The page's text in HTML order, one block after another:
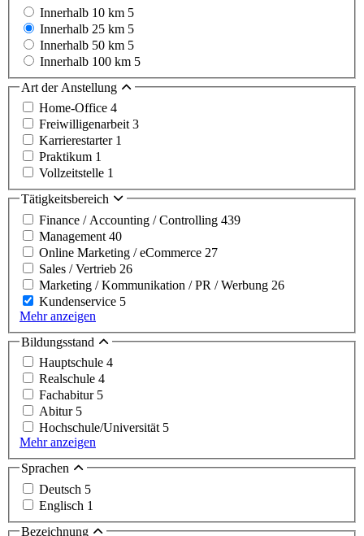
Innerhalb 10 km 5
Innerhalb 25 km 5
Innerhalb 50 km 5
Innerhalb 100 km 5
Art der Anstellung
Home-Office 4
Freiwilligenarbeit 3
Karrierestarter 1
Praktikum 1
Vollzeitstelle 1
Tätigkeitsbereich
Finance / Accounting / Controlling 439
Management 40
Online Marketing / eCommerce 27
Sales / Vertrieb 26
Marketing / Kommunikation / PR / Werbung 26
Kundenservice 5
Mehr anzeigen
Bildungsstand
Hauptschule 4
Realschule 4
Fachabitur 5
Abitur 5
Hochschule/Universität 5
Mehr anzeigen
Sprachen
Deutsch 5
Englisch 1
Bezeichnung